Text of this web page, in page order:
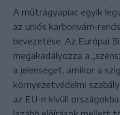
A műtrágyapiac egyik
az uniós karbonvám-
bevezetése. Az Európai
megakadályozza a
a jelenséget, amikor a
környezetvédelmi
az EU-n kívüli